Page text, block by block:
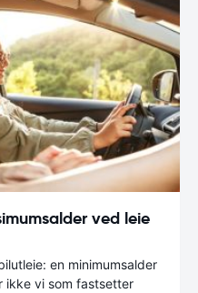
ved leie
en minimumsalder
ikke vi som fastsetter